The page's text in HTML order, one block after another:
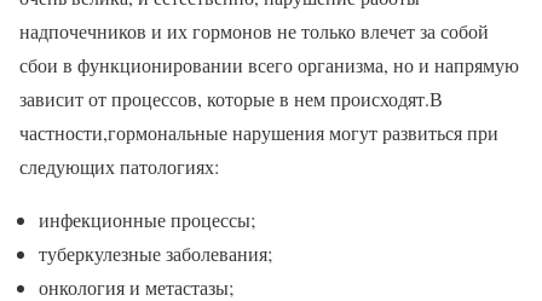
надпочечников и их гормонов не только влечет за собой
сбои в функционировании всего организма, но и напрямую
зависит от процессов, которые в нем происходят.В
частности,гормональные нарушения могут развиться при
следующих патологиях:
инфекционные процессы;
туберкулезные заболевания;
онкология и метастазы;